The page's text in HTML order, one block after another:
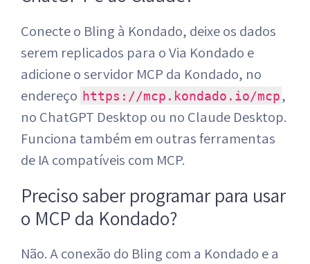
Conecte o Bling à Kondado, deixe os dados
serem replicados para o Via Kondado e
adicione o servidor MCP da Kondado, no
endereço https://mcp.kondado.io/mcp,
no ChatGPT Desktop ou no Claude Desktop.
Funciona também em outras ferramentas
de IA compatíveis com MCP.
Preciso saber programar para usar
o MCP da Kondado?
Não. A conexão do Bling com a Kondado e a